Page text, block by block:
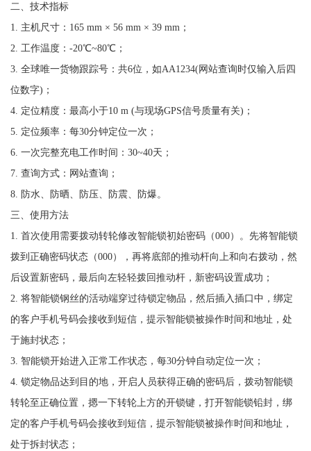
二、技术指标
1. 主机尺寸：165 mm × 56 mm × 39 mm；
2. 工作温度：-20℃~80℃；
3. 全球唯一货物跟踪号：共6位，如AA1234(网站查询时仅输入后四
位数字)；
4. 定位精度：最高小于10 m (与现场GPS信号质量有关)；
5. 定位频率：每30分钟定位一次；
6. 一次完整充电工作时间：30~40天；
7. 查询方式：网站查询；
8. 防水、防晒、防压、防震、防爆。
三、使用方法
1. 首次使用需要拨动转轮修改智能锁初始密码（000）。先将智能锁
拨到正确密码状态（000），再将底部的推动杆向上和向右拨动，然
后设置新密码，最后向左轻轻拨回推动杆，新密码设置成功；
2. 将智能锁钢丝的活动端穿过待锁定物品，然后插入插口中，绑定
的客户手机号码会接收到短信，提示智能锁被操作时间和地址，处
于施封状态；
3. 智能锁开始进入正常工作状态，每30分钟自动定位一次；
4. 锁定物品达到目的地，开启人员获得正确的密码后，拨动智能锁
转轮至正确位置，摁一下转轮上方的开锁键，打开智能锁铅封，绑
定的客户手机号码会接收到短信，提示智能锁被操作时间和地址，
处于拆封状态；